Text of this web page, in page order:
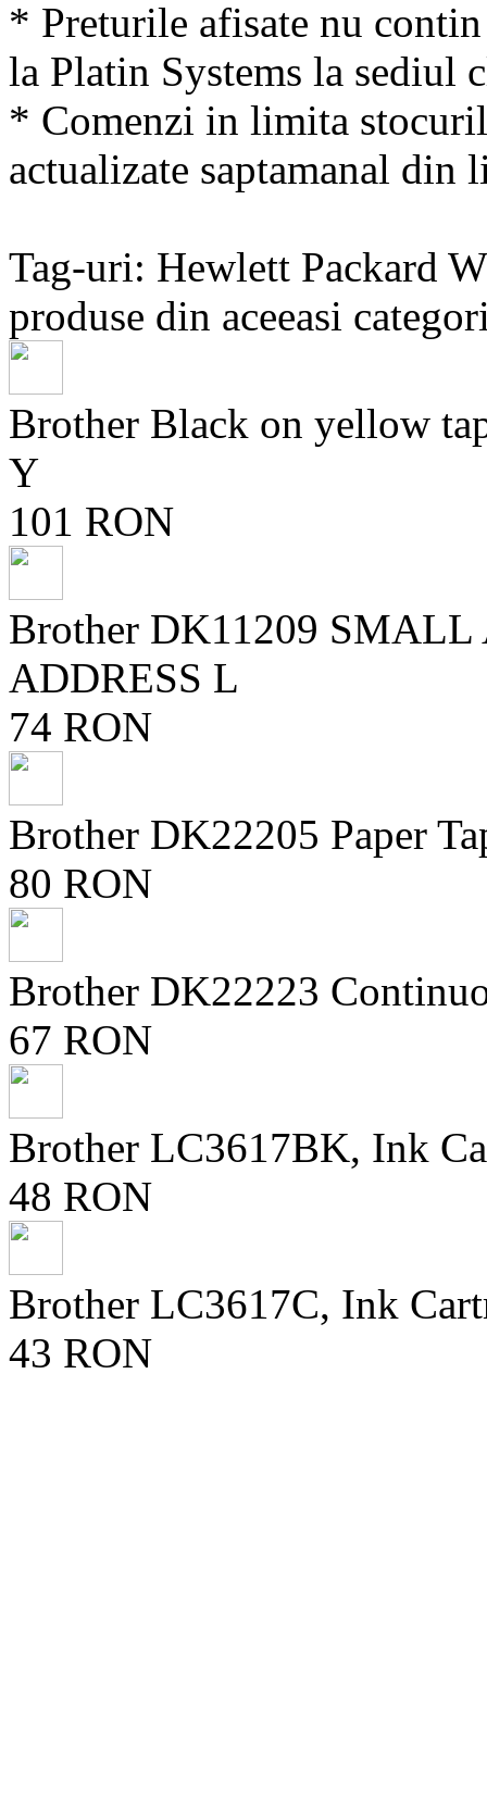
* Preturile afisate nu
la Platin Systems la sediul
* Comenzi in limita
actualizate saptamanal
Tag-uri: Hewlett Packard
produse din aceeasi
Brother Black on yellow
Y
101 RON
Brother DK11209
ADDRESS L
74 RON
Brother DK22205 Paper
80 RON
Brother DK22223
67 RON
Brother LC3617BK, Ink
48 RON
Brother LC3617C, Ink
43 RON